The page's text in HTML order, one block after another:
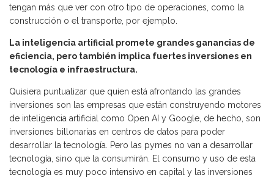
tengan más que ver con otro tipo de operaciones, como la
construcción o el transporte, por ejemplo.
La inteligencia artificial promete grandes ganancias de
eficiencia, pero también implica fuertes inversiones en
tecnología e infraestructura.
Quisiera puntualizar que quien está afrontando las grandes
inversiones son las empresas que están construyendo motores
de inteligencia artificial como Open AI y Google, de hecho, son
inversiones billonarias en centros de datos para poder
desarrollar la tecnología. Pero las pymes no van a desarrollar
tecnología, sino que la consumirán. El consumo y uso de esta
tecnología es muy poco intensivo en capital y las inversiones